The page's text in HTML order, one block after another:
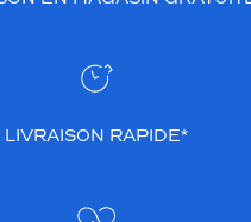
LIVRAISON RAPIDE*